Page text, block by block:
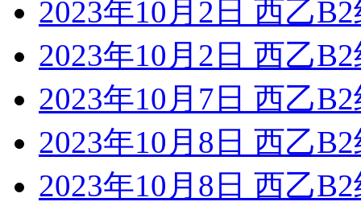
2023年10月2日 西乙
2023年10月2日 西乙
2023年10月7日 西乙
2023年10月8日 西乙
2023年10月8日 西乙